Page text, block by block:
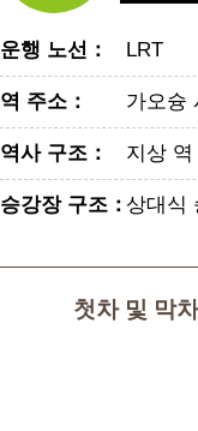
운행 노선 ： LRT
역 주소 ： 가오슝
역사 구조 ： 지상 역
승강장 구조 ：상대식
첫차 및 막